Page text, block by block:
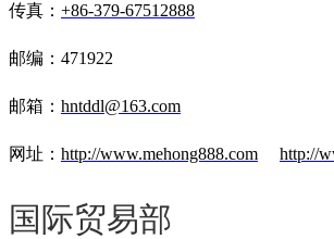
传真： +86-379-67512888
邮编：471922
邮箱： hntddl@163.com
网址： http://www.mehong888.com http://
国际贸易部